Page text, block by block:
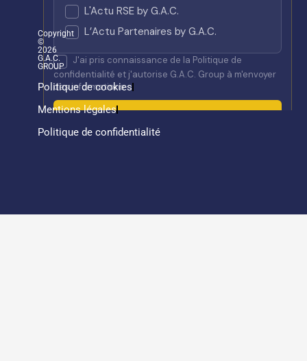
Copyright
©
2026
G.A.C.
GROUP
Politique de cookies
Mentions légales
Politique de confidentialité